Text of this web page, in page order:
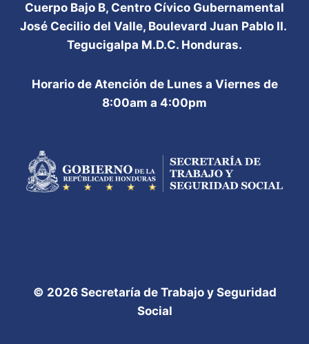
Cuerpo Bajo B, Centro Cívico Gubernamental
José Cecilio del Valle, Boulevard Juan Pablo II.
Tegucigalpa M.D.C. Honduras.
Horario de Atención de Lunes a Viernes de
8:00am a 4:00pm
© 2026 Secretaría de Trabajo y Seguridad
Social